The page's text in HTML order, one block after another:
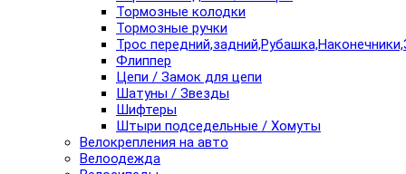
Тормозные колодки
Тормозные ручки
Трос
Флиппер
Цепи / Замок для цепи
Шатуны / Звезды
Шифтеры
Штыри подседельные / Хомуты
Велокрепления на авто
Велоодежда